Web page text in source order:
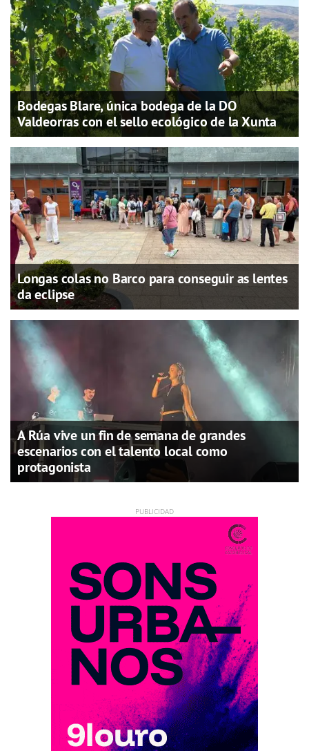
Bodegas Blare, única bodega de la DO
Valdeorras con el sello ecológico de la Xunta
Longas colas no Barco para conseguir as lentes
da eclipse
A Rúa vive un fin de semana de grandes
escenarios con el talento local como
protagonista